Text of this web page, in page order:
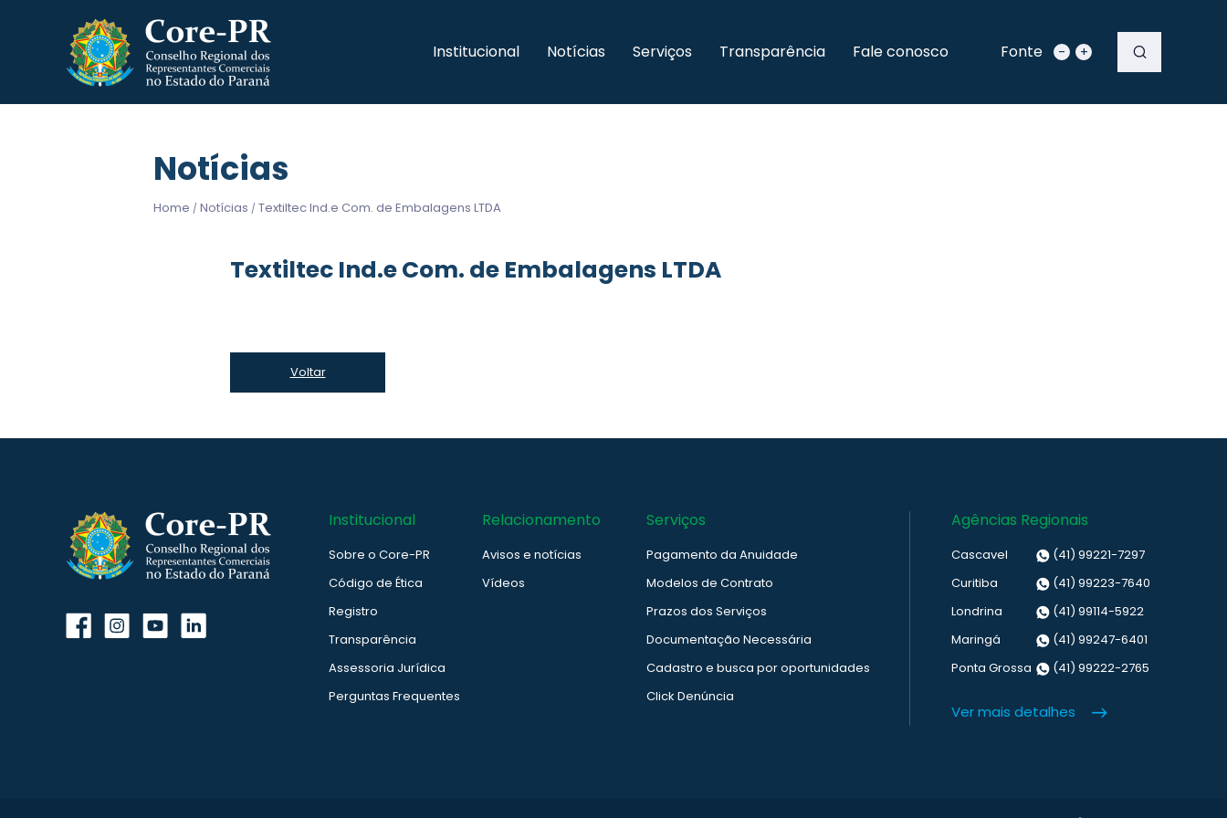
Institucional Notícias Serviços Transparência Fale conosco Fonte - +
Notícias
Home / Notícias / Textiltec Ind.e Com. de Embalagens LTDA
Textiltec Ind.e Com. de Embalagens LTDA
Voltar
Institucional
Sobre o Core-PR
Código de Ética
Registro
Transparência
Assessoria Jurídica
Perguntas Frequentes
Relacionamento
Avisos e notícias
Vídeos
Serviços
Pagamento da Anuidade
Modelos de Contrato
Prazos dos Serviços
Documentação Necessária
Cadastro e busca por oportunidades
Click Denúncia
Agências Regionais
Cascavel
(41) 99221-7297
Curitiba
(41) 99223-7640
Londrina
(41) 99114-5922
Maringá
(41) 99247-6401
Ponta Grossa
(41) 99222-2765
Ver mais detalhes